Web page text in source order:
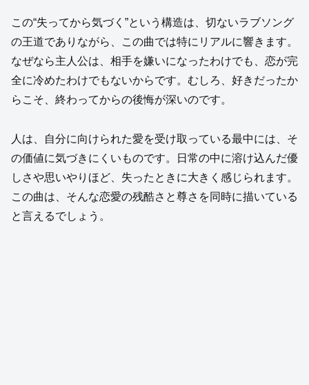
この“失ってから気づく”という構造は、切ないラブソング
の王道でありながら、この曲では特にリアルに響きます。
なぜなら主人公は、相手を嫌いになったわけでも、恋が完
全に冷めたわけでもないからです。むしろ、好きだったか
らこそ、終わってからの後悔が深いのです。
人は、自分に向けられた愛を受け取っている最中には、そ
の価値に気づきにくいものです。日常の中に溶け込んだ優
しさや思いやりほど、失ったときに大きく感じられます。
この曲は、そんな恋愛の残酷さと尊さを同時に描いている
と言えるでしょう。